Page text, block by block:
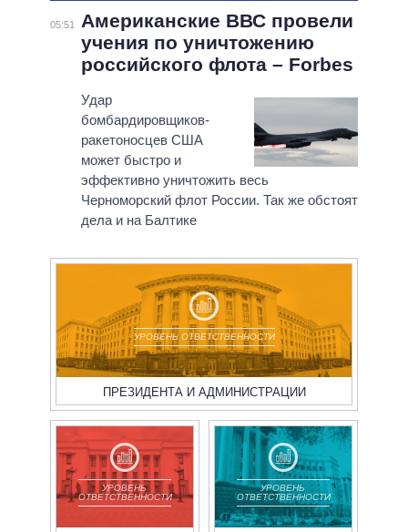
05:51
Американские ВВС провели
учения по уничтожению
российского флота – Forbes
Удар
бомбардировщиков-
ракетоносцев США
может быстро и
эффективно уничтожить весь
Черноморский флот России. Так же обстоят
дела и на Балтике
УРОВЕНЬ ОТВЕТСТВЕННОСТИ
ПРЕЗИДЕНТА И АДМИНИСТРАЦИИ
УРОВЕНЬ
ОТВЕТСТВЕННОСТИ
УРОВЕНЬ
ОТВЕТСТВЕННОСТИ